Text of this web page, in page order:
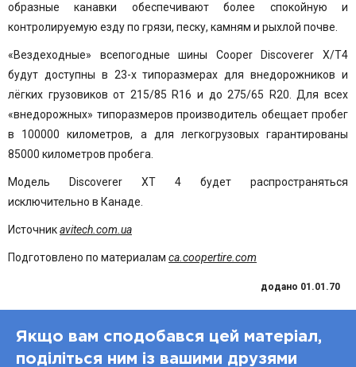
образные канавки обеспечивают более спокойную и
контролируемую езду по грязи, песку, камням и рыхлой почве.
«Вездеходные» всепогодныешины CooperDiscoverer X/T4
будут доступны в 23-х типоразмерах для внедорожников и
лёгких грузовиков от 215/85 R16 и до 275/65 R20. Для всех
«внедорожных» типоразмеров производитель обещает пробег
в 100000 километров, а для легкогрузовых гарантированы
85000 километров пробега.
Модель Discoverer XT 4 будет распространяться
исключительно в Канаде.
Источникavitech.com.ua
Подготовлено по материалам ca.coopertire.com
додано 01.01.70
Якщо вам сподобався цей матеріал,
поділіться ним із вашими друзями